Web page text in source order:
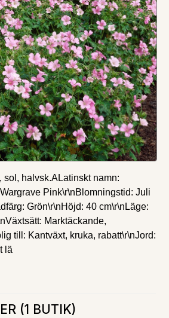
sol, halvsk.ALatinskt namn:
Pink\r\nBlomningstid: Juli
Grön\r\nHöjd: 40 cm\r\nLäge:
Marktäckande,
till: Kantväxt, kruka, rabatt\r\nJord:
lä
(1 BUTIK)